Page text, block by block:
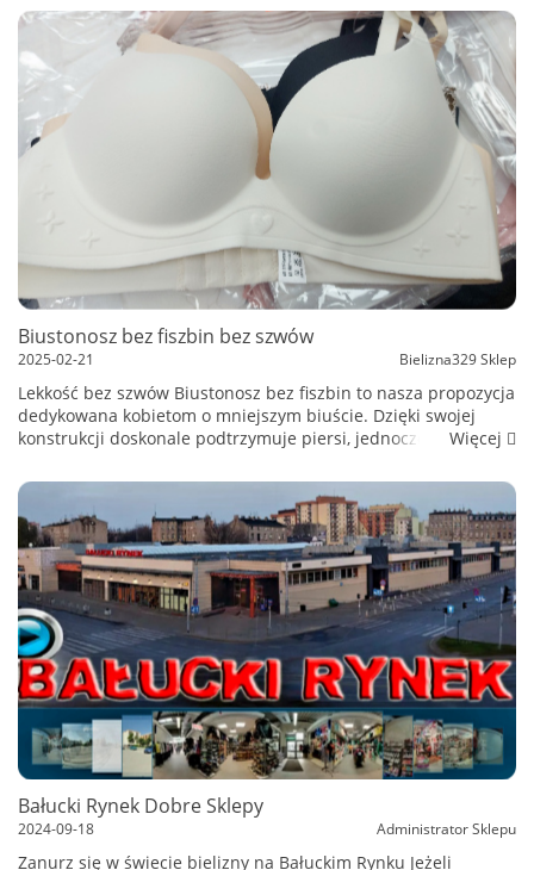
podstawowych rozmia...
Biustonosz bez fiszbin bez szwów
2025-02-21 Bielizna329 Sklep
Lekkość bez szwów Biustonosz bez fiszbin to nasza propozycja
dedykowana kobietom o mniejszym biuście. Dzięki swojej
konstrukcji doskonale podtrzymuje piersi, jednocześnie nie
beżow...
Więcej
Bałucki Rynek Dobre Sklepy
2024-09-18 Administrator Sklepu
Zanurz się w świecie bielizny na Bałuckim Rynku Jeżeli